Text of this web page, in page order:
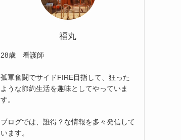
福丸
28歳 看護師
孤軍奮闘でサイドFIRE目指して、狂った
ような節約生活を趣味としてやっていま
す。
ブログでは、誰得？な情報を多々発信して
います。